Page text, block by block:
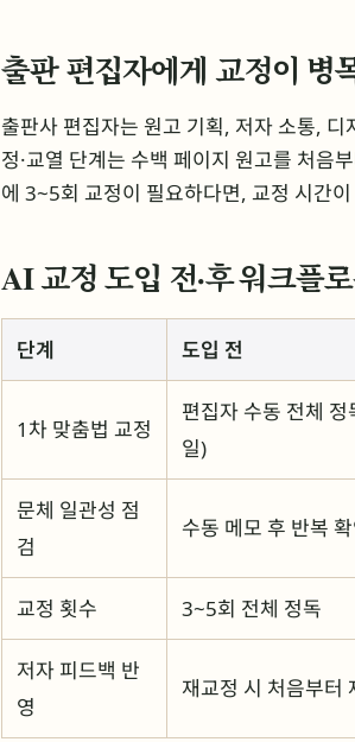
출판 편집자에게 교정이 병
출판사 편집자는 원고 기획, 저자 소통,
정·교열 단계는 수백 페이지 원고를 처음
에 3~5회 교정이 필요하다면, 교정 시간
AI 교정 도입 전·후 워크플
단계 도입 전
1차 맞춤법 교정
편집자 수동 전체
일)
문체 일관성 점
검
수동 메모 후 반복
교정 횟수 3~5회 전체 정독
저자 피드백 반
영
재교정 시 처음부터